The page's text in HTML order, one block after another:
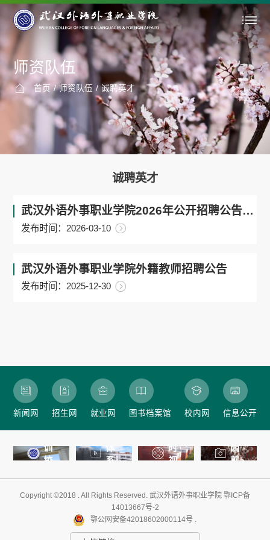
师资队伍
首页 / 师资队伍 / 诚聘英才
诚聘英才
武汉外语外事职业学院2026年公开招聘公告（长期有效）
发布时间：2026-03-10
武汉外语外事职业学院外籍教师招聘公告
发布时间：2025-12-30
新闻网 招生网 就业网 图书档案馆 校内网 信息公开
训
校
学
校
体
系
内
容
时
视
园
剪
Copyright ©2018 . All Rights Reserved. 武汉外语外事职业学院 鄂ICP备
14013667号-2
鄂公网安备42018602000114号 .